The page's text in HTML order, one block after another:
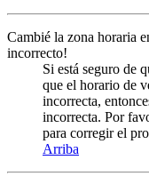
Cambié la zona horaria
incorrecto!
Si está seguro de
que el horario de
incorrecta,
incorrecta. Por
para corregir el
Arriba